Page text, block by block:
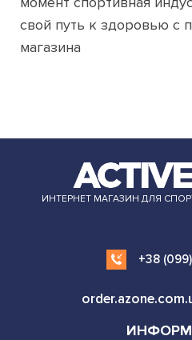
свой путь к здоровью с
магазина
ИНТЕРНЕТ МАГАЗИН ДЛЯ
+38